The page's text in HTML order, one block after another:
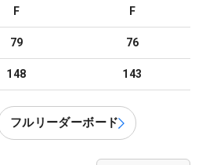
F F
79 76
148 143
フルリーダーボード